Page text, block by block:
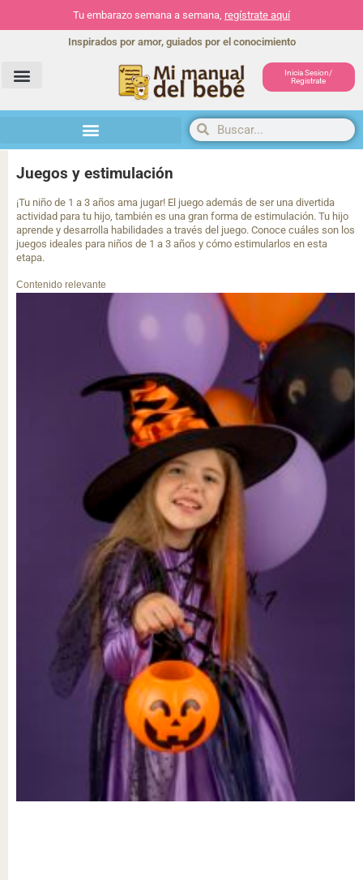
Tu embarazo semana a semana, regístrate aquí
Inspirados por amor, guiados por el conocimiento
Inicia Sesion/
Registrate
Juegos y estimulación
¡Tu niño de 1 a 3 años ama jugar! El juego además de ser una divertida
actividad para tu hijo, también es una gran forma de estimulación. Tu hijo
aprende y desarrolla habilidades a través del juego. Conoce cuáles son los
juegos ideales para niños de 1 a 3 años y cómo estimularlos en esta
etapa.
Contenido relevante